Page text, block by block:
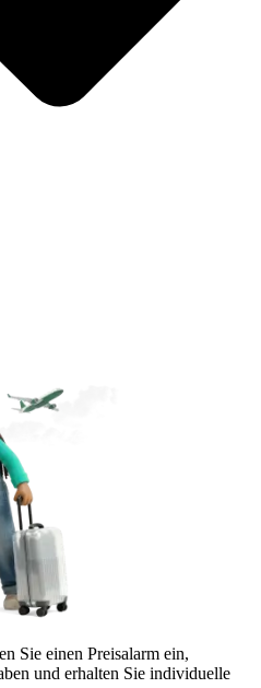
Sie einen Preisalarm ein,
und erhalten Sie individuelle